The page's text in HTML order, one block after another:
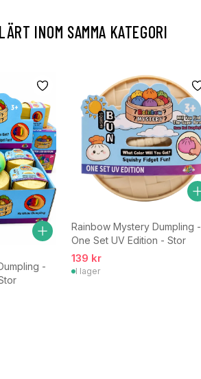
INOM SAMMA KATEGORI
-
Rainbow Mystery Dumpling -
One Set UV Edition - Stor
139 kr
I lager